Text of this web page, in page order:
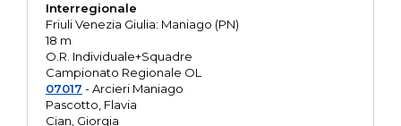
Interregionale
Friuli Venezia Giulia: Maniago (PN)
18 m
O.R. Individuale+Squadre
Campionato Regionale OL
07017 - Arcieri Maniago
Pascotto, Flavia
Cian, Giorgia